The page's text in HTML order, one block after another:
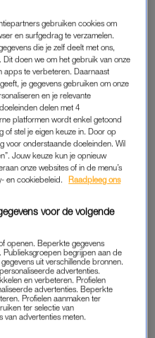
vol luizen, friemelen
Het schoolplein zit
spreken we deze keer
bedoelde
verknalde.
Ilona, Senna (groep 4) en
op de belangrijke dag
zijn op die leeftijd al
Valentijnsdag in het
zijn plaats.
het plannen. Hij heeft het
en breed geregeld,
Maar de jongste van 8 jaar
Op het laatste moment
gebruiken cookies om
en surfgedrag te verzamelen.
die je zelf deelt met ons,
doen we om het gebruik van onze
apps te verbeteren. Daarnaast
je gegevens gebruiken om onze
en je relevante
delen met 4
platformen wordt enkel getoond
of stel je eigen keuze in. Door op
voor onderstaande doeleinden. Wil
Jouw keuze kun je opnieuw
onze websites of in de menu’s
en cookiebeleid.
Raadpleeg ons
voor de volgende
openen. Beperkte gegevens
Publieksgroepen begrijpen aan de
uit verschillende bronnen.
advertenties.
en verbeteren. Profielen
advertenties. Beperkte
Profielen aanmaken ter
ter selectie van
van advertenties meten.